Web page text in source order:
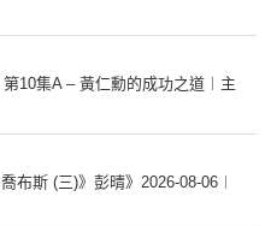
第10集A – 黃仁勳的成功之道︱主
布斯 (三)》彭晴》2026-08-06︱